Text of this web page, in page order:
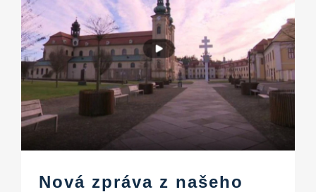
Nová zpráva z našeho